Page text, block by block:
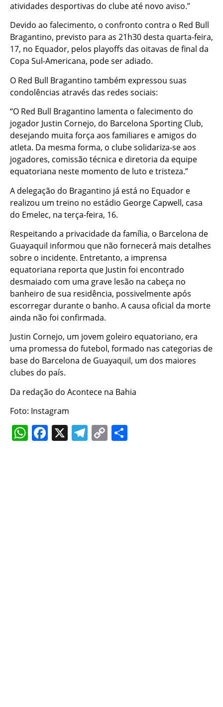
atividades desportivas do clube até novo aviso.”
Devido ao falecimento, o confronto contra o Red Bull
Bragantino, previsto para as 21h30 desta quarta-feira,
17, no Equador, pelos playoffs das oitavas de final da
Copa Sul-Americana, pode ser adiado.
O Red Bull Bragantino também expressou suas
condolências através das redes sociais:
“O Red Bull Bragantino lamenta o falecimento do
jogador Justin Cornejo, do Barcelona Sporting Club,
desejando muita força aos familiares e amigos do
atleta. Da mesma forma, o clube solidariza-se aos
jogadores, comissão técnica e diretoria da equipe
equatoriana neste momento de luto e tristeza.”
A delegação do Bragantino já está no Equador e
realizou um treino no estádio George Capwell, casa
do Emelec, na terça-feira, 16.
Respeitando a privacidade da família, o Barcelona de
Guayaquil informou que não fornecerá mais detalhes
sobre o incidente. Entretanto, a imprensa
equatoriana reporta que Justin foi encontrado
desmaiado com uma grave lesão na cabeça no
banheiro de sua residência, possivelmente após
escorregar durante o banho. A causa oficial da morte
ainda não foi confirmada.
Justin Cornejo, um jovem goleiro equatoriano, era
uma promessa do futebol, formado nas categorias de
base do Barcelona de Guayaquil, um dos maiores
clubes do país.
Da redação do Acontece na Bahia
Foto: Instagram
WhatsApp
Facebook
X Telegram
Copy